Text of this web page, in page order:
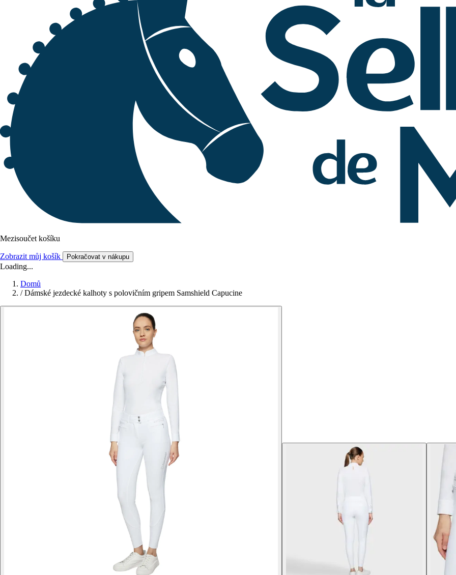
Mezisoučet košíku
Zobrazit můj košík Pokračovat v nákupu
Loading...
Domů
/ Dámské jezdecké kalhoty s polovičním gripem Samshield Capucine